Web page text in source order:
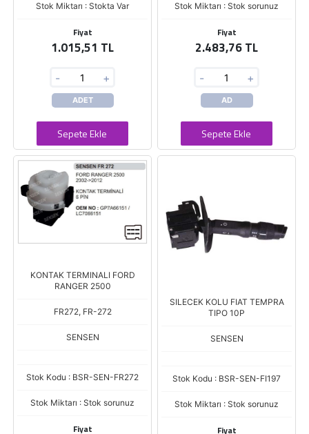
Stok Miktarı : Stokta Var
Fiyat
1.015,51 TL
- +
ADET
Sepete Ekle
Stok Miktarı : Stok sorunuz
Fiyat
2.483,76 TL
- +
AD
Sepete Ekle
KONTAK TERMINALI FORD
RANGER 2500
FR272, FR-272
SENSEN
Stok Kodu : BSR-SEN-FR272
Stok Miktarı : Stok sorunuz
Fiyat
SILECEK KOLU FIAT TEMPRA
TIPO 10P
SENSEN
Stok Kodu : BSR-SEN-FI197
Stok Miktarı : Stok sorunuz
Fiyat